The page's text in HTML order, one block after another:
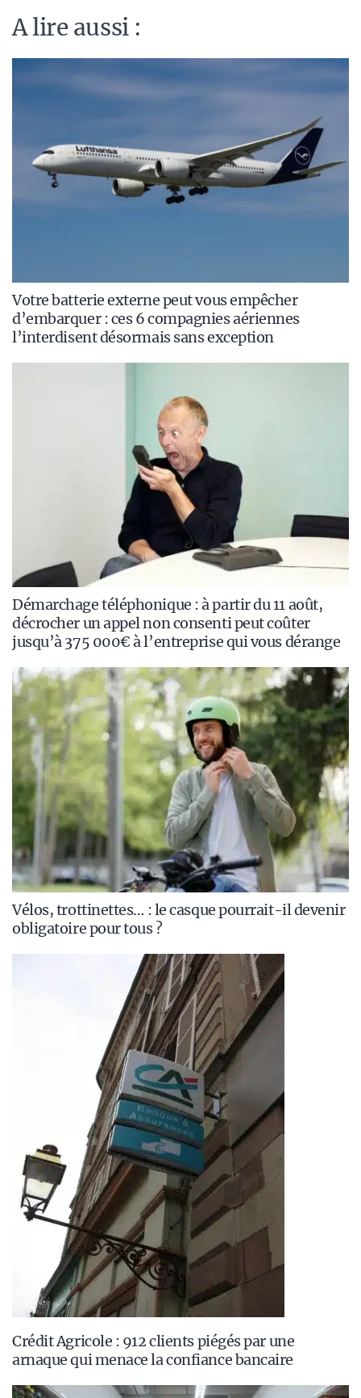
A lire aussi :
Votre batterie externe peut vous empêcher
d’embarquer : ces 6 compagnies aériennes
l’interdisent désormais sans exception
Démarchage téléphonique : à partir du 11 août,
décrocher un appel non consenti peut coûter
jusqu’à 375 000€ à l’entreprise qui vous dérange
Vélos, trottinettes… : le casque pourrait-il devenir
obligatoire pour tous ?
Crédit Agricole : 912 clients piégés par une
arnaque qui menace la confiance bancaire